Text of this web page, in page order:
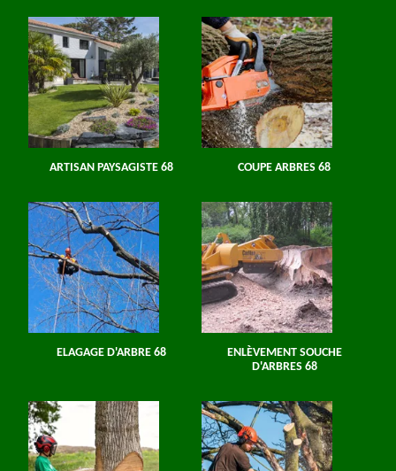
ARTISAN PAYSAGISTE 68 COUPE ARBRES 68
ELAGAGE D'ARBRE 68
ENLÈVEMENT SOUCHE
D'ARBRES 68